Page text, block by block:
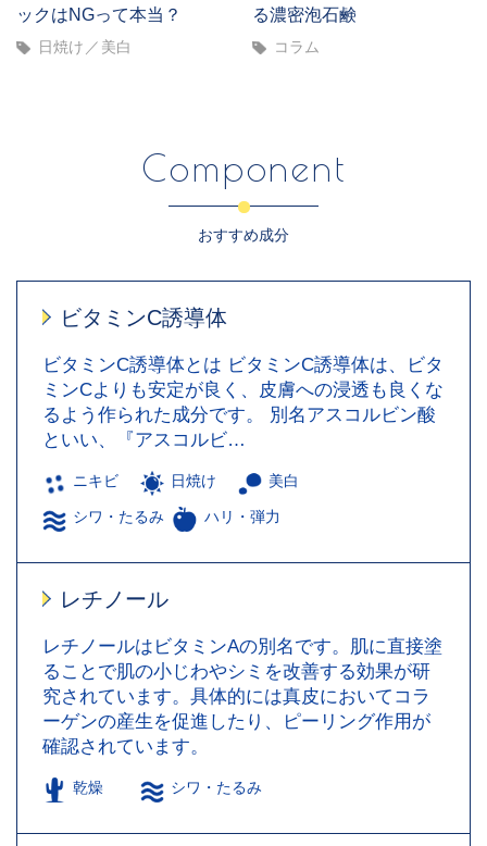
ックはNGって本当？
日焼け 美白
る濃密泡石鹸
コラム
Component
おすすめ成分
ビタミンC誘導体
ビタミンC誘導体とは ビタミンC誘導体は、ビタ
ミンCよりも安定が良く、皮膚への浸透も良くな
るよう作られた成分です。 別名アスコルビン酸
といい、『アスコルビ…
ニキビ 日焼け 美白
シワ・たるみ ハリ・弾力
レチノール
レチノールはビタミンAの別名です。肌に直接塗
ることで肌の小じわやシミを改善する効果が研
究されています。具体的には真皮においてコラ
ーゲンの産生を促進したり、ピーリング作用が
確認されています。
乾燥 シワ・たるみ